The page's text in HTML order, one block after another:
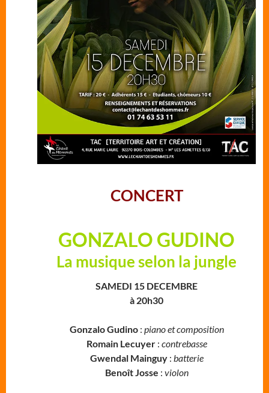
CONCERT
GONZALO GUDINO
La musique selon la jungle
SAMEDI 15 DECEMBRE
à 20h30
Gonzalo Gudino: piano et composition
Romain Lecuyer: contrebasse
Gwendal Mainguy: batterie
Benoît Josse : violon